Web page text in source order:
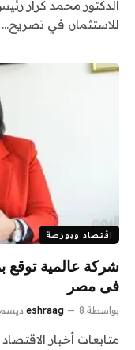
الدكتور محمد كرار
للاستثمار، في تصريح…
اقتصاد وبورصة
شركة عالمية توقع
فى مصر
بواسطة eshraag 8 ديسمبر، 2023
متابعات أخبار